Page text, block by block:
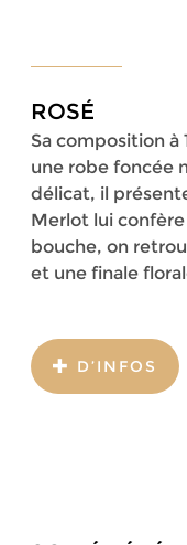
ROSÉ
Sa composition à
une robe foncée
délicat, il
Merlot lui
bouche, on
et une finale
D’INFOS